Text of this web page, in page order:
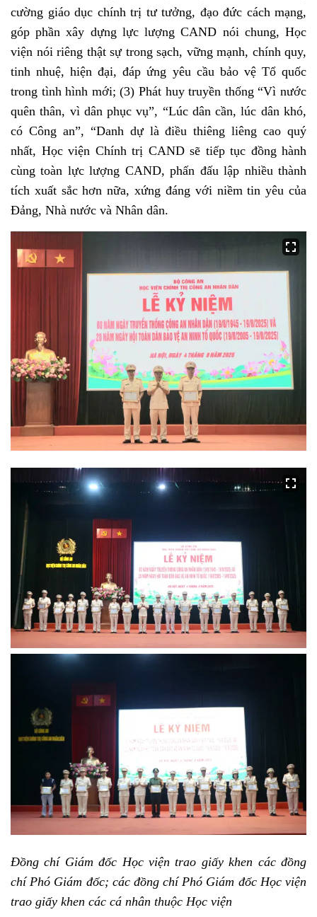
cường giáo dục chính trị tư tưởng, đạo đức cách mạng,
góp phần xây dựng lực lượng CAND nói chung, Học
viện nói riêng thật sự trong sạch, vững mạnh, chính quy,
tinh nhuệ, hiện đại, đáp ứng yêu cầu bảo vệ Tổ quốc
trong tình hình mới; (3) Phát huy truyền thống “Vì nước
quên thân, vì dân phục vụ”, “Lúc dân cần, lúc dân khó,
có Công an”, “Danh dự là điều thiêng liêng cao quý
nhất, Học viện Chính trị CAND sẽ tiếp tục đồng hành
cùng toàn lực lượng CAND, phấn đấu lập nhiều thành
tích xuất sắc hơn nữa, xứng đáng với niềm tin yêu của
Đảng, Nhà nước và Nhân dân.
Đồng chí Giám đốc Học viện trao giấy khen các đồng
chí Phó Giám đốc; các đồng chí Phó Giám đốc Học viện
trao giấy khen các cá nhân thuộc Học viện